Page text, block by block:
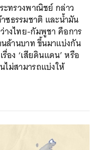
ทรวงพาณิชย์ กล่าว
ซธรรมชาติ และน้ำมัน
งไทย-กัมพูชา คือการ
ล้านบาท ขึ้นมาแบ่งกัน
อง ‘เสียดินแดน’ หรือ
ไม่สามารถแบ่งให้